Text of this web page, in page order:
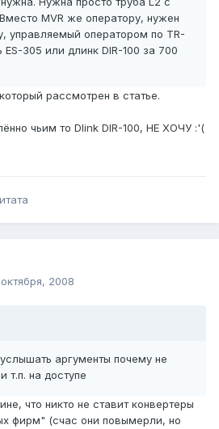
MVR же оператору, нужен
управляемый оператором по TR-
305 или длинк DIR-100 за 700
рассмотрен в статье.
чьим то Dlink DIR-100, НЕ ХОЧУ :'(
2008
аргументы почему не
т.п. на доступе
что никто не ставит конвертеры
фирм" (счас они повымерли, но